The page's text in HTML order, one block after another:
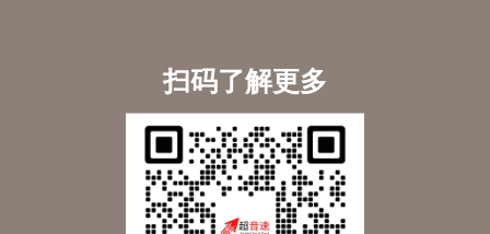
扫码了解更多